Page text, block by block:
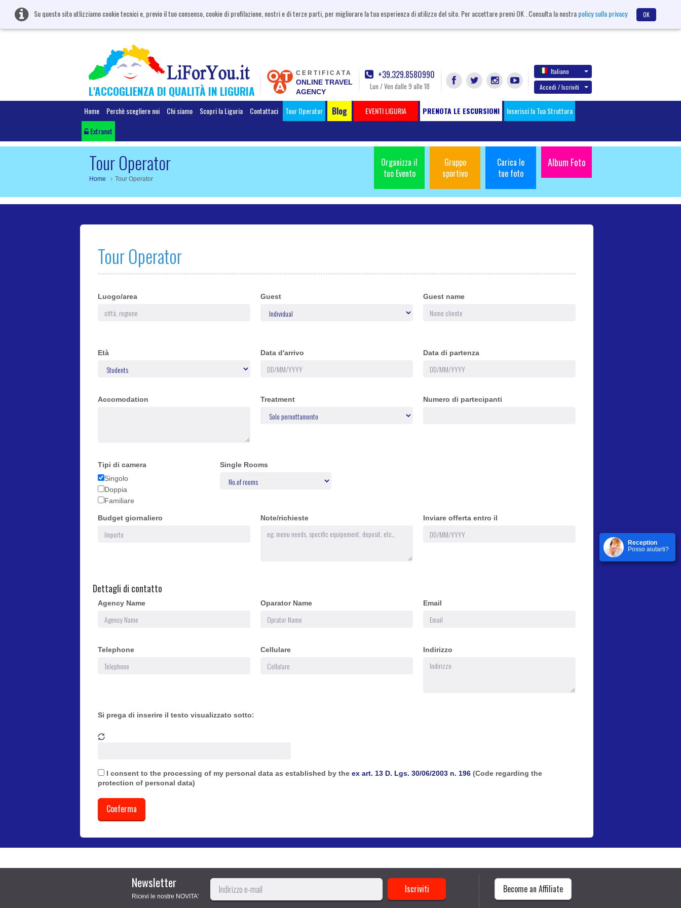
Su questo sito utlizziamo cookie tecnici e, previo il tuo consenso, cookie di profilazione, nostri e di terze parti, per migliorare la tua esperienza di utilizzo del sito. Per accettare premi OK . Consulta la nostrapolicy sulla privacy OK
L'ACCOGLIENZA DI QUALITÀ IN LIGURIA
CERTIFICATA
ONLINE TRAVEL
AGENCY
+39.329.8580990
Lun / Ven dalle 9 alle 18
Italiano
Accedi / Iscriviti
Home Perchè scegliere noi Chi siamo Scopri la Liguria Contattaci Tour Operator Blog EVENTI LIGURIA PRENOTA LE ESCURSIONI
Inserisci la Tua Struttura
Extranet
Organizza il
tuo Evento
Gruppo
sportivo
Carica le
tue foto
Album Foto
Tour Operator
Home Tour Operator
Tour Operator
Luogo/area Guest Guest name
Età Data d'arrivo Data di partenza
Accomodation Treatment Numero di partecipanti
Tipi di camera
Singolo
Doppia
Familiare
Single Rooms
Budget giornaliero Note/richieste Inviare offerta entro il
Dettagli di contatto
Agency Name Oparator Name Email
Telephone Cellulare Indirizzo
Si prega di inserire il testo visualizzato sotto:
I consent to the processing of my personal data as established by theex art. 13 D. Lgs. 30/06/2003 n. 196(Code regarding the
protection of personal data)
Newsletter
Ricevi le nostre NOVITA'
Become an Affiliate
Reception
Posso aiutarti?